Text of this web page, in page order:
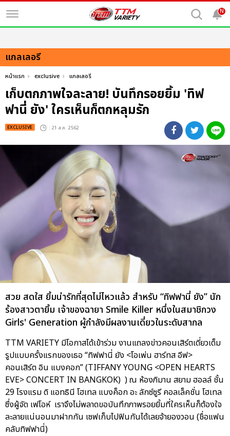
N
แกลเลอรี
หน้าแรก exclusive แกลเลอรี
เก็บตกภาพใจละลาย! บันทึกรอยยิ้ม 'ทิฟ
ฟานี่ ยัง' ใครเห็นก็ตกหลุมรัก
EXCLUSIVE : 21 ส.ค. 2562
สวย สดใส ยิ้มน่ารักที่สุดไม่ไหวแล้ว สำหรับ “ทิฟฟานี่ ยัง” นัก
ร้องสาวตายิ้ม เจ้าของฉายา Smile Killer หนึ่งในสมาชิกวง
Girls' Generation ผู้กำลังมีผลงานเดี่ยวในระดับสากล
TTM VARIETY มีโอกาสได้เข้าร่วม งานแถลงข่าวคอนเสิร์ตเดี่ยวเต็ม
รูปแบบครั้งแรกของเธอ “ทิฟฟานี่ ยัง <โอเพ่น ฮาร์ทส อีฟ>
คอนเสิร์ต อิน แบงคอก” (TIFFANY YOUNG <OPEN HEARTS
EVE> CONCERT IN BANGKOK) ) ณ ห้องภิมาน สยาม ฮอลล์ ชั้น
29 โรงแรม ดิ แอทธินี โฮเทล แบงค็อก อะ ลักซ์ซูรี คอลเล็คชั่น โฮเทล
ซึ่งผู้จัด เฟโอห์ เราจึงไม่พลาดขอบันทึกภาพรอยยิ้มที่ใครเห็นก็ต้องใจ
ละลายแน่นอนมาฝากกัน เซฟเก็บไปฟินกันได้เลยจ้ายองวอน (ชื่อแฟน
คลับทิฟฟานี่)